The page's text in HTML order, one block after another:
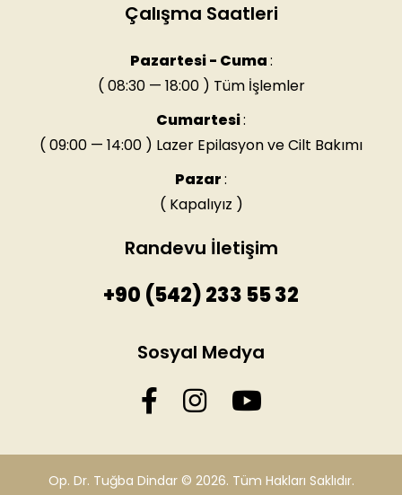
Çalışma Saatleri
Pazartesi - Cuma:
( 08:30 — 18:00 ) Tüm İşlemler
Cumartesi:
( 09:00 — 14:00 ) Lazer Epilasyon ve Cilt Bakımı
Pazar:
( Kapalıyız )
Randevu İletişim
+90 (542) 233 55 32
Sosyal Medya
Op. Dr. Tuğba Dindar © 2026. Tüm Hakları Saklıdır.